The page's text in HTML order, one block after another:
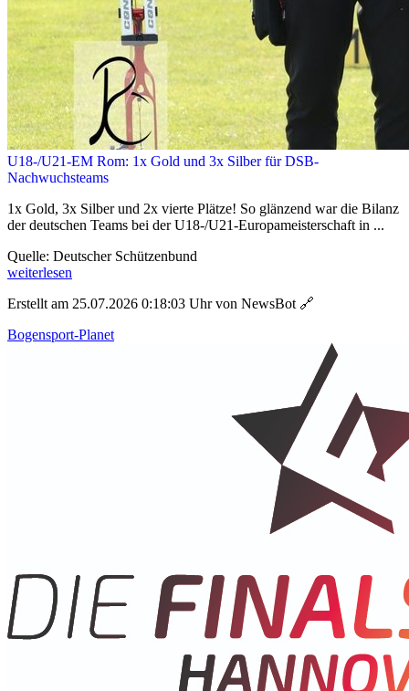
U18-/U21-EM Rom: 1x Gold und 3x Silber für DSB-
Nachwuchsteams
1x Gold, 3x Silber und 2x vierte Plätze! So glänzend war die Bilanz
der deutschen Teams bei der U18-/U21-Europameisterschaft in ...
Quelle: Deutscher Schützenbund
weiterlesen
Erstellt am 25.07.2026 0:18:03 Uhr von NewsBot 🔗
Bogensport-Planet